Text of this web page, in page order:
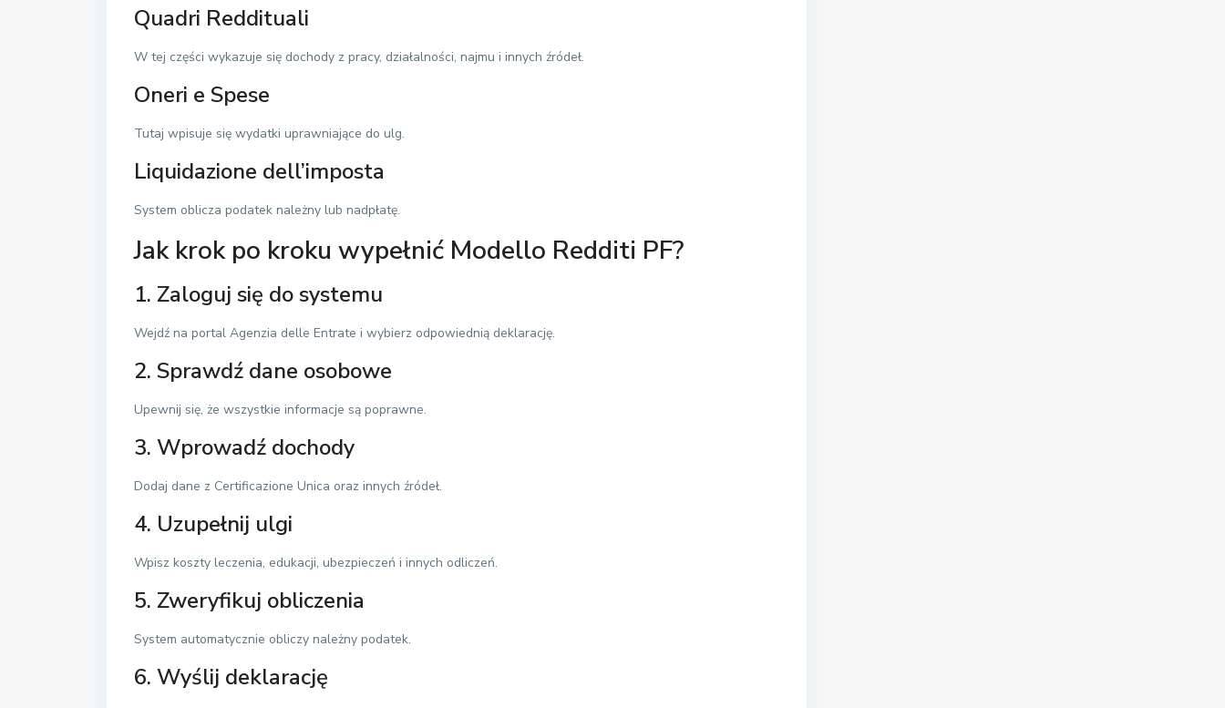
Quadri Reddituali
W tej części wykazuje się dochody z pracy, działalności, najmu i innych źródeł.
Oneri e Spese
Tutaj wpisuje się wydatki uprawniające do ulg.
Liquidazione dell’imposta
System oblicza podatek należny lub nadpłatę.
Jak krok po kroku wypełnić Modello Redditi PF?
1. Zaloguj się do systemu
Wejdź na portal Agenzia delle Entrate i wybierz odpowiednią deklarację.
2. Sprawdź dane osobowe
Upewnij się, że wszystkie informacje są poprawne.
3. Wprowadź dochody
Dodaj dane z Certificazione Unica oraz innych źródeł.
4. Uzupełnij ulgi
Wpisz koszty leczenia, edukacji, ubezpieczeń i innych odliczeń.
5. Zweryfikuj obliczenia
System automatycznie obliczy należny podatek.
6. Wyślij deklarację